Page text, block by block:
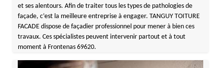
et ses alentours. Afin de traiter tous les types de pathologies de
façade, c’est la meilleure entreprise à engager. TANGUY TOITURE
FACADE dispose de façadier professionnel pour mener à bien ces
travaux. Ces spécialistes peuvent intervenir partout et à tout
moment à Frontenas 69620.